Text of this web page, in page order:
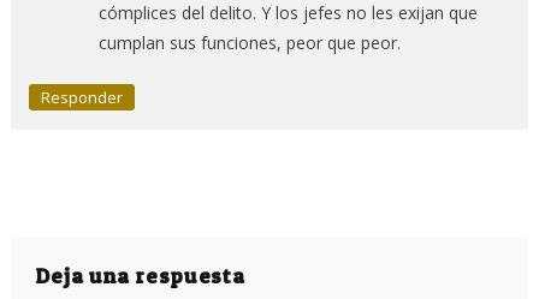
cómplices del delito. Y los jefes no les exijan que
cumplan sus funciones, peor que peor.
Responder
Deja una respuesta